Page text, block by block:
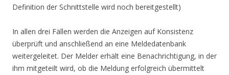
Definition der Schnittstelle wird noch bereitgestellt)
In allen drei Fällen werden die Anzeigen auf Konsistenz
überprüft und anschließend an eine Meldedatenbank
weitergeleitet. Der Melder erhält eine Benachrichtigung, in der
ihm mitgeteilt wird, ob die Meldung erfolgreich übermittelt